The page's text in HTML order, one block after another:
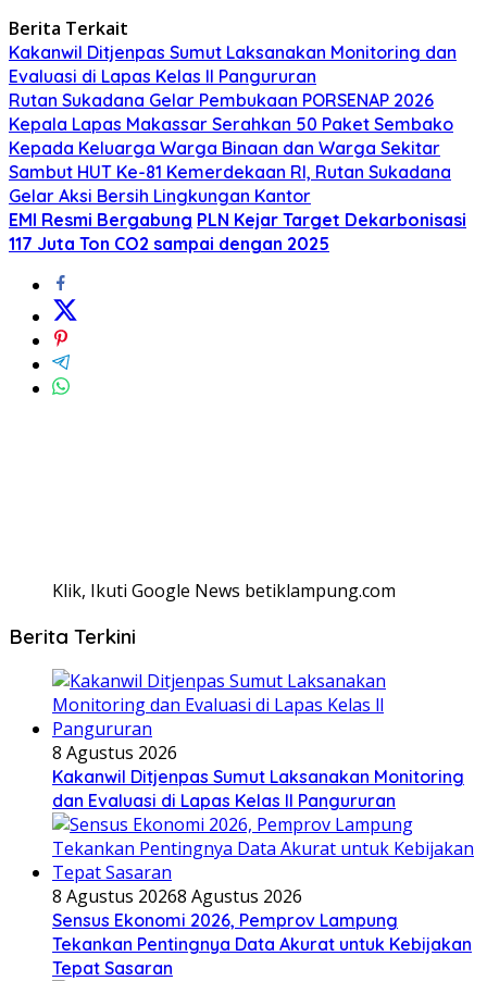
Berita Terkait
Kakanwil Ditjenpas Sumut Laksanakan Monitoring dan
Evaluasi di Lapas Kelas ll Pangururan
Rutan Sukadana Gelar Pembukaan PORSENAP 2026
Kepala Lapas Makassar Serahkan 50 Paket Sembako
Kepada Keluarga Warga Binaan dan Warga Sekitar
Sambut HUT Ke-81 Kemerdekaan RI, Rutan Sukadana
Gelar Aksi Bersih Lingkungan Kantor
EMI Resmi Bergabung PLN Kejar Target Dekarbonisasi
117 Juta Ton CO2 sampai dengan 2025
Klik, Ikuti Google News betiklampung.com
Berita Terkini
8 Agustus 2026
Kakanwil Ditjenpas Sumut Laksanakan Monitoring
dan Evaluasi di Lapas Kelas ll Pangururan
8 Agustus 20268 Agustus 2026
Sensus Ekonomi 2026, Pemprov Lampung
Tekankan Pentingnya Data Akurat untuk Kebijakan
Tepat Sasaran